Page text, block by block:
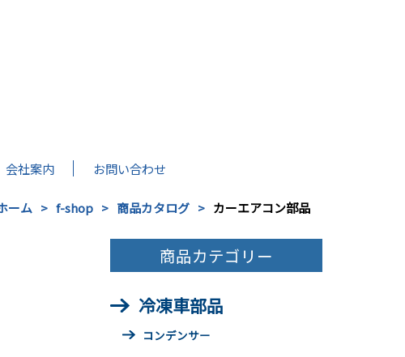
会社案内 お問い合わせ
ーム f-shop 商品カタログ カーエアコン部品
商品カテゴリー
冷凍車部品
コンデンサー